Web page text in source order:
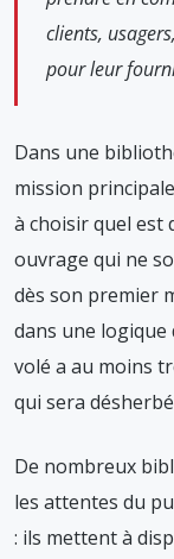
clients,
pour leur
Dans une
mission
à choisir quel est
ouvrage qui ne
dès son premier
dans une logique
volé a au moins
qui sera
De nombreux
les attentes du
: ils mettent à